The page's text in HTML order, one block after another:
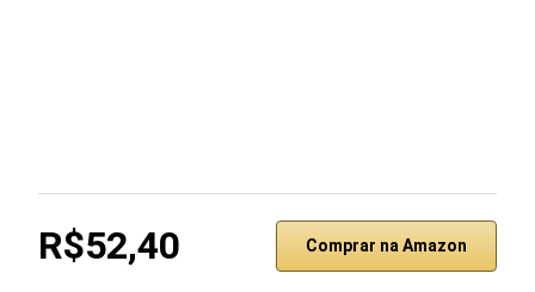
R$52,40 Comprar na Amazon